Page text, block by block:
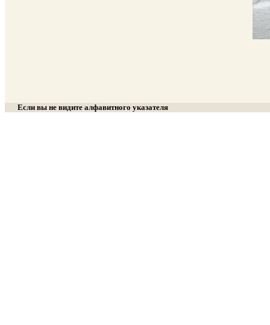
Если вы не видите алфавитного указателя